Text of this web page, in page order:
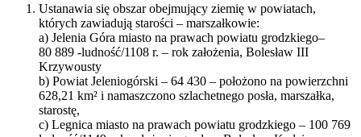
Ustanawia się obszar obejmujący ziemię w powiatach,
których zawiadują starości – marszałkowie:
a) Jelenia Góra miasto na prawach powiatu grodzkiego–
80 889 -ludność/1108 r. – rok założenia, Bolesław III
Krzywousty
b) Powiat Jeleniogórski – 64 430 – położono na powierzchni
628,21 km² i namaszczono szlachetnego posła, marszałka,
starostę,
c) Legnica miasto na prawach powiatu grodzkiego – 100 769